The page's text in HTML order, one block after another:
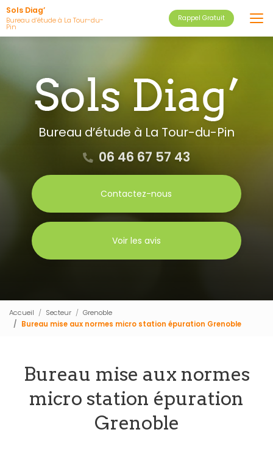
Aller
au
contenu
Sols Diag’
Bureau d’étude à La Tour-du-
Pin
Rappel Gratuit
Bureau d’étude à La Tour-du-Pin
06 46 67 57 43
Contactez-nous
Voir les avis
Accueil Secteur
Grenoble
Bureau mise aux normes micro station épuration Grenoble
Bureau mise aux normes
micro station épuration
Grenoble